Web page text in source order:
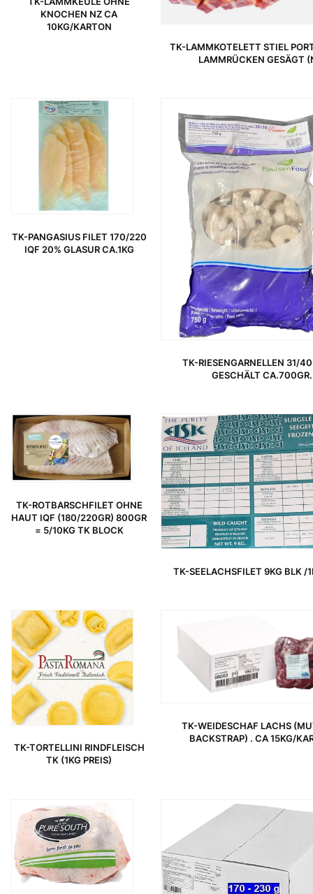
KNOCHEN NZ CA
10KG/KARTON
TK-LAMMKOTELETT STIEL
LAMMRÜCKEN GESÄGT
TK-PANGASIUS FILET 170/220
IQF 20% GLASUR CA.1KG
TK-RIESENGARNELLEN 31/
GESCHÄLT CA.700GR.
TK-ROTBARSCHFILET OHNE
HAUT IQF (180/220GR) 800GR
= 5/10KG TK BLOCK
TK-SEELACHSFILET 9KG BLK /
TK-TORTELLINI RINDFLEISCH
TK (1KG PREIS)
TK-WEIDESCHAF LACHS
BACKSTRAP) . CA 15KG/